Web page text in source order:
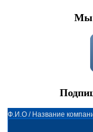
Мы
Ф.И.О / Название